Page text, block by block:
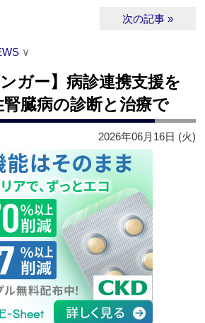
次の記事 »
∨
ンガー】病診連携支援を
腎臓病の診断と治療で
2026年06月16日 (火)